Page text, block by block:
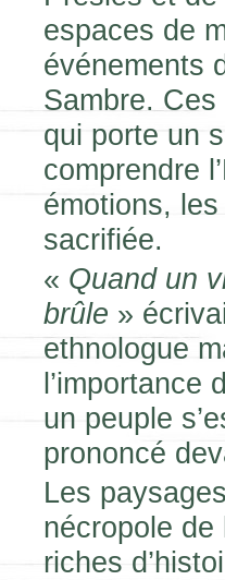
espaces de
événements
Sambre.
qui porte un
comprendre
émotions,
sacrifiée.
« Quand un
brûle »
ethnologue
l’importance
un peuple
prononcé
Les
nécropole
riches